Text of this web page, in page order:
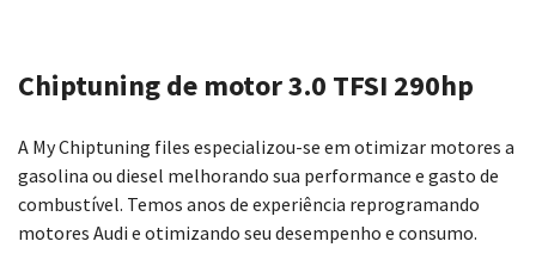
Chiptuning de motor 3.0 TFSI 290hp
A My Chiptuning files especializou-se em otimizar motores a
gasolina ou diesel melhorando sua performance e gasto de
combustível. Temos anos de experiência reprogramando
motores Audi e otimizando seu desempenho e consumo.